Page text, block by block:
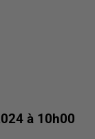
à 10h00